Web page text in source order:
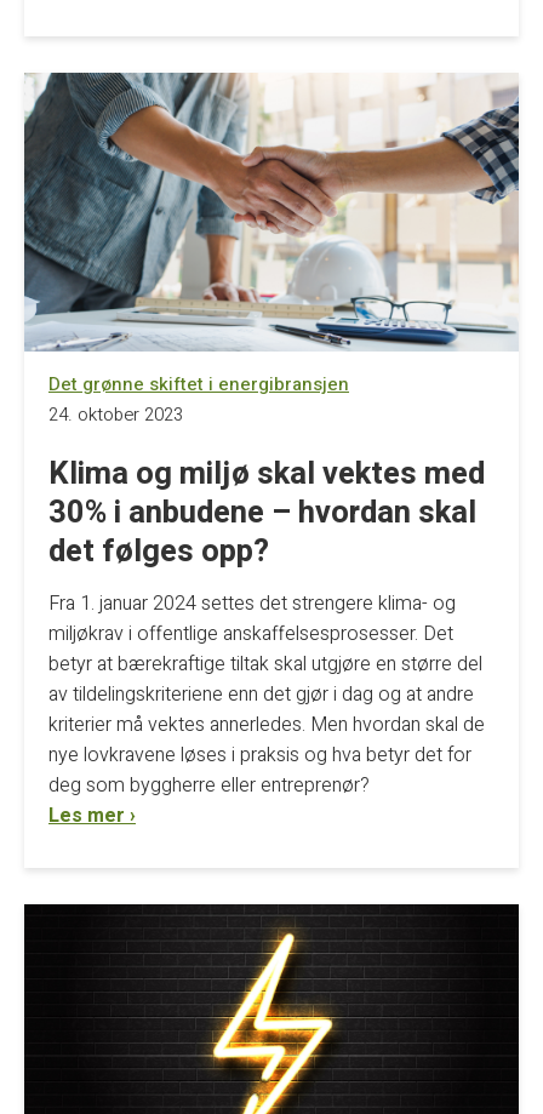
Det grønne skiftet i energibransjen
24. oktober 2023
Klima og miljø skal vektes med
30% i anbudene – hvordan skal
det følges opp?
Fra 1. januar 2024 settes det strengere klima- og
miljøkrav i offentlige anskaffelsesprosesser. Det
betyr at bærekraftige tiltak skal utgjøre en større del
av tildelingskriteriene enn det gjør i dag og at andre
kriterier må vektes annerledes. Men hvordan skal de
nye lovkravene løses i praksis og hva betyr det for
deg som byggherre eller entreprenør?
Les mer ›